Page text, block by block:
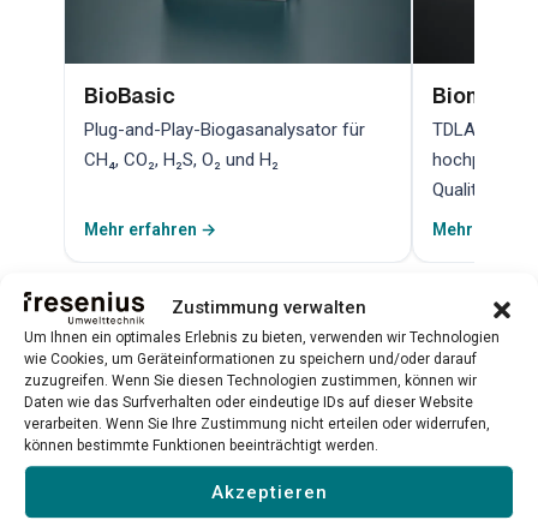
Zustimmung verwalten
Um Ihnen ein optimales Erlebnis zu bieten, verwenden wir Technologien
wie Cookies, um Geräteinformationen zu speichern und/oder darauf
zuzugreifen. Wenn Sie diesen Technologien zustimmen, können wir
Daten wie das Surfverhalten oder eindeutige IDs auf dieser Website
verarbeiten. Wenn Sie Ihre Zustimmung nicht erteilen oder widerrufen,
können bestimmte Funktionen beeinträchtigt werden.
Akzeptieren
BioBasic
Plug-and-Play-Biogasanalysator für
CH₄, CO₂, H₂S, O₂ und H₂
Mehr erfahren →
TDLAS-
hochpräzise
Mehr
Alle Produkte ansehen →
Verwandte Substanzen
1,3-Butadien (C₄H₆)